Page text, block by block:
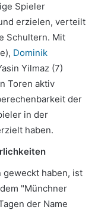
Spieler
erzielen, verteilt
Schultern. Mit
Dominik
Yilmaz (7)
Toren aktiv
der
in der
haben.
geweckt haben, ist
"Münchner
der Name